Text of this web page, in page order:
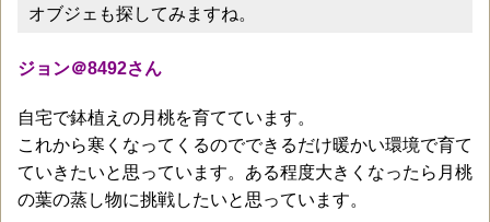
オブジェも探してみますね。
ジョン＠8492さん
自宅で鉢植えの月桃を育てています。
これから寒くなってくるのでできるだけ暖かい環境で育て
ていきたいと思っています。ある程度大きくなったら月桃
の葉の蒸し物に挑戦したいと思っています。